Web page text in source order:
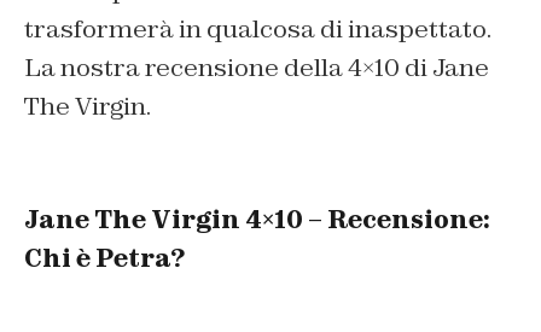
trasformerà in qualcosa di inaspettato.
La nostra recensione della 4×10 di Jane
The Virgin.
Jane The Virgin 4×10 – Recensione:
Chi è Petra?